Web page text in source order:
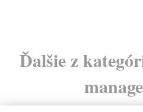
Ďalšie z